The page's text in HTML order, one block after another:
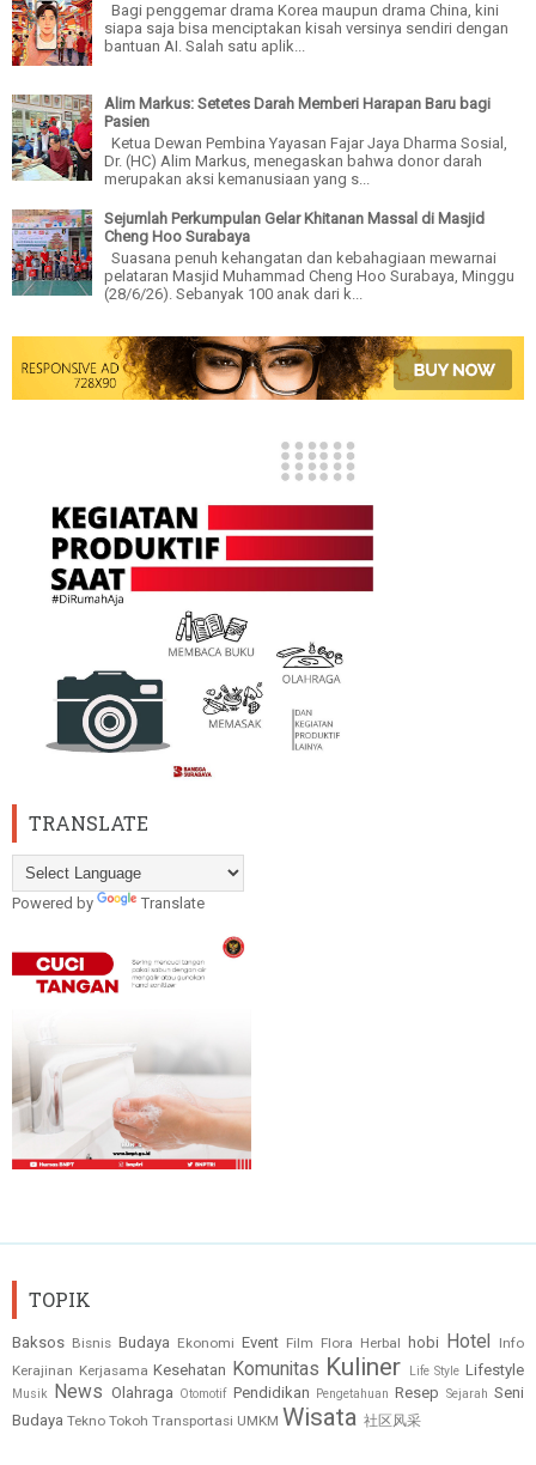
Bagi penggemar drama Korea maupun drama China, kini
siapa saja bisa menciptakan kisah versinya sendiri dengan
bantuan AI. Salah satu aplik...
Alim Markus: Setetes Darah Memberi Harapan Baru bagi
Pasien
Ketua Dewan Pembina Yayasan Fajar Jaya Dharma Sosial,
Dr. (HC) Alim Markus, menegaskan bahwa donor darah
merupakan aksi kemanusiaan yang s...
Sejumlah Perkumpulan Gelar Khitanan Massal di Masjid
Cheng Hoo Surabaya
Suasana penuh kehangatan dan kebahagiaan mewarnai
pelataran Masjid Muhammad Cheng Hoo Surabaya, Minggu
(28/6/26). Sebanyak 100 anak dari k...
TRANSLATE
Powered by Translate
TOPIK
Baksos Bisnis Budaya Ekonomi Event Film Flora Herbal hobi Hotel
Info
Kerajinan Kerjasama Kesehatan Komunitas Kuliner Life Style Lifestyle
Musik News Olahraga Otomotif Pendidikan Pengetahuan Resep Sejarah Seni
Budaya Tekno Tokoh Transportasi UMKM Wisata 社区风采